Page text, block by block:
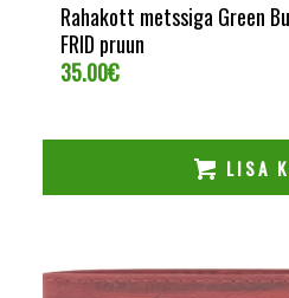
Rahakott metssiga Green
FRID pruun
35.00€
LISA